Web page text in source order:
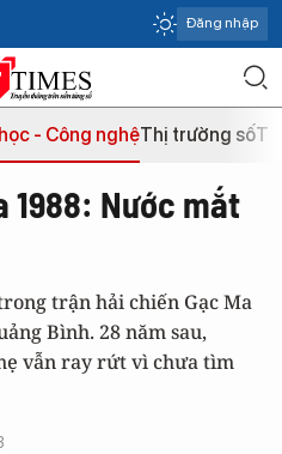
Đăng nhập
- Công nghệThị trường số
1988: Nước mắt
trận hải chiến Gạc Ma
Bình. 28 năm sau,
vẫn ray rứt vì chưa tìm